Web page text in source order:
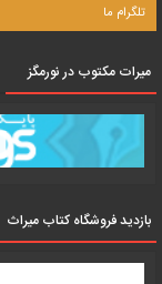
تلگرام ما
میرات مکتوب در نورمگز
بازدید فروشگاه کتاب میراث